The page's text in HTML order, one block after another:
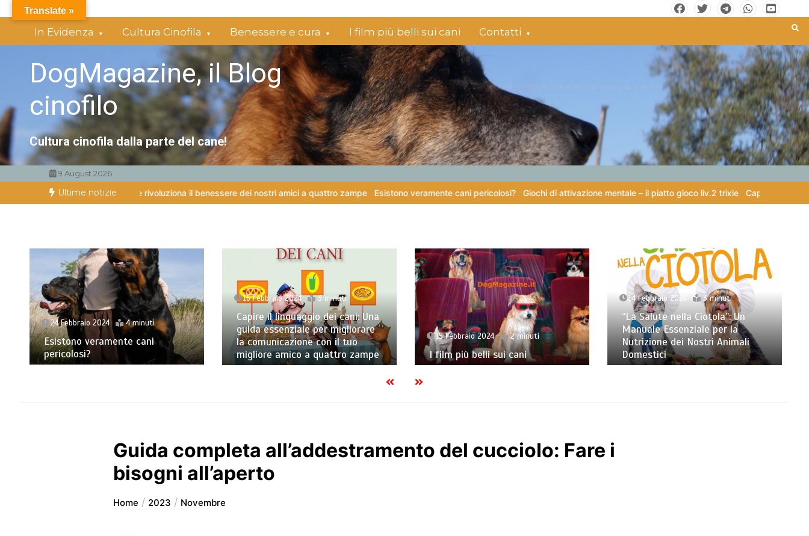
contenutoIn Evidenza Cultura Cinofila Benessere e cura I film più belli sui cani Contatti
DogMagazine, il Blog
cinofilo
Cultura cinofila dalla parte del cane!
9 August 2026
Ultime notizie
cani: lo studio che rivoluziona il benessere dei nostri amici a quattro zampe Esistono veramente cani pericolosi? Giochi di attivazione mentale – il piatto gioco liv.2 trixie Capire il linguaggio dei cani:
24 Febbraio 2024 4 minuti
Esistono veramente cani
pericolosi?
16 Febbraio 2024 3 minuti
Capire il linguaggio dei cani: Una
guida essenziale per migliorare
la comunicazione con il tuo
migliore amico a quattro zampe
15 Febbraio 2024 2 minuti
I film più belli sui cani
14 Febbraio 2024 3 minuti
“La Salute nella Ciotola”: Un
Manuale Essenziale per la
Nutrizione dei Nostri Animali
Domestici
Guida completa all’addestramento del cucciolo: Fare i
bisogni all’aperto
Home 2023 Novembre
Translate »